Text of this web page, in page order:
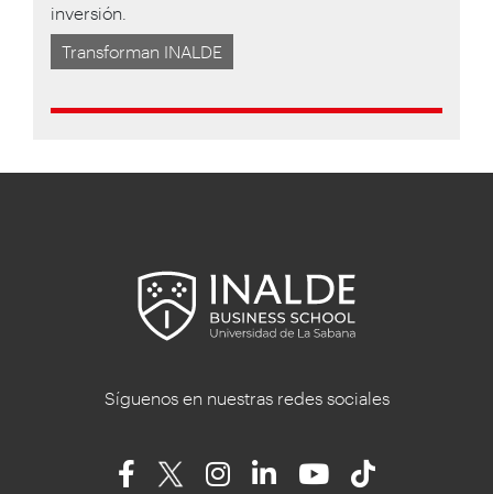
inversión.
Transforman INALDE
Síguenos en nuestras redes sociales